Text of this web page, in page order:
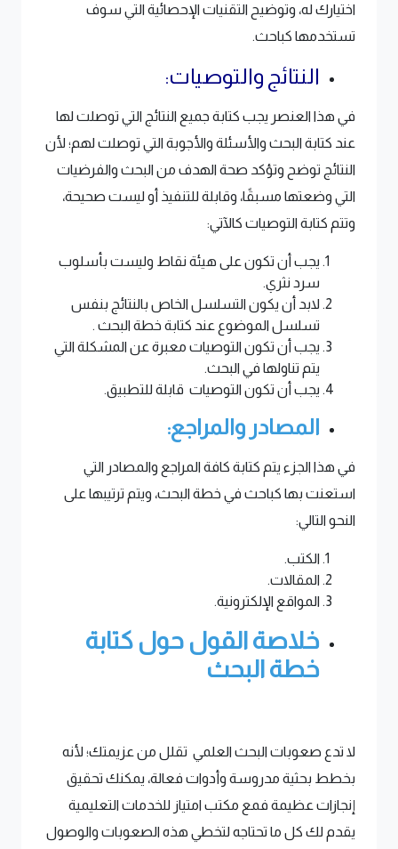
اختيارك له، وتوضيح التقنيات الإحصائية التي سوف
تستخدمها كباحث.
النتائج والتوصيات:
​في هذا العنصر يجب كتابة جميع النتائج التي توصلت لها
عند كتابة البحث والأسئلة والأجوبة التي توصلت لهم؛ لأن
النتائج توضح وتؤكد صحة الهدف من البحث والفرضيات
التي وضعتها مسبقًا، وقابلة للتنفيذ أو ليست صحيحة،
وتتم كتابة التوصيات كالآتي:
يجب أن تكون على هيئة نقاط وليست بأسلوب
سرد نثري.
لابد أن يكون التسلسل الخاص بالنتائج بنفس
تسلسل الموضوع عند كتابة خطة البحث .
يجب أن تكون التوصيات معبرة عن المشكلة التي
يتم تناولها في البحث.
يجب أن تكون التوصيات قابلة للتطبيق.
المصادر والمراجع:
في هذا الجزء يتم كتابة كافة المراجع والمصادر التي
استعنت بها كباحث في خطة البحث، ويتم ترتيبها على
النحو التالي:
الكتب.
المقالات.
المواقع الإلكترونية.
خلاصة القول حول كتابة
خطة البحث
لا تدع صعوبات البحث العلمي تقلل من عزيمتك؛ لأنه
بخطط بحثية مدروسة وأدوات فعالة، يمكنك تحقيق
إنجازات عظيمة فمع مكتب امتياز للخدمات التعليمية
يقدم لك كل ما تحتاجه لتخطي هذه الصعوبات والوصول